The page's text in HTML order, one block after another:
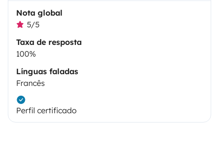
Nota global
5/5
Taxa de resposta
100%
Línguas faladas
Francês
Perfil certificado